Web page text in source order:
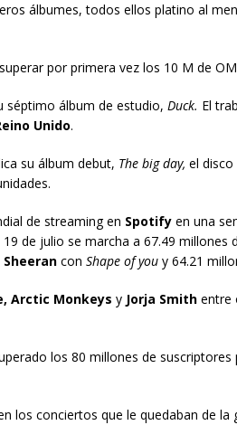
álbumes, todos ellos platino al
por primera vez los 10 M de
séptimo álbum de estudio, Duck. El
Unido.
su álbum debut, The big day, el
de streaming en Spotifyen una
de julio se marcha a 67.49 millones
con Shape of youy 64.21
Arctic Monkeys yJorja Smithentre
los 80 millones de suscriptores
los conciertos que le quedaban de la